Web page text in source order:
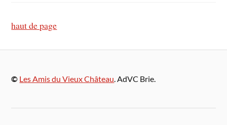
haut de page
© Les Amis du Vieux Château. AdVC Brie.